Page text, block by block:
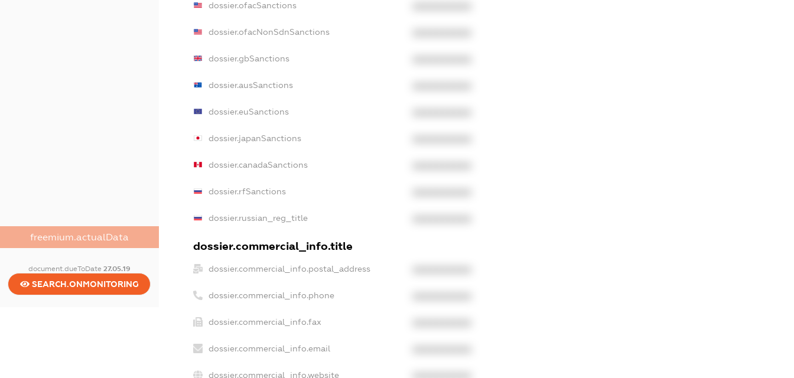
freemium.actualData
document.dueToDate 27.05.19
SEARCH.ONMONITORING
dossier.ofacSanctions
dossier.ofacNonSdnSanctions
dossier.gbSanctions
dossier.ausSanctions
dossier.euSanctions
dossier.japanSanctions
dossier.canadaSanctions
dossier.rfSanctions
dossier.russian_reg_title
dossier.commercial_info.title
dossier.commercial_info.postal_address
dossier.commercial_info.phone
dossier.commercial_info.fax
dossier.commercial_info.email
dossier.commercial_info.website